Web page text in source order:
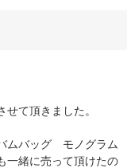
て頂きました。
ムバッグ モノグラム
一緒に売って頂けたの